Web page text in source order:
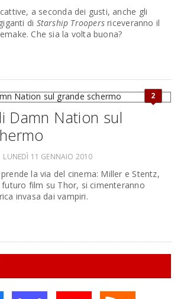
a seconda dei gusti, anche gli
di Starship Troopers riceveranno il
Che sia la volta buona?
2
Damn Nation sul
LUNEDÌ 11 GENNAIO 2010
la via del cinema: Miller e Stentz,
film su Thor, si cimenteranno
invasa dai vampiri.